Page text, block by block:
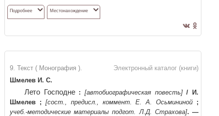
Подробнее Местонахождение
Электронный каталог (книги)
9. Текст ( Монография ).
Шмелев И. С.
Лето Господне : [автобиографическая повесть] /
И.
Шмелев
; [сост., предисл., коммент. Е. А. Осьмининой ;
учеб.-методические материалы подгот. Л.Д. Страхова]. —